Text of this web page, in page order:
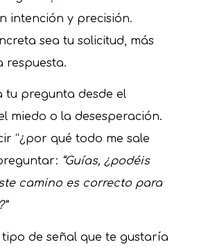
intención y precisión.
sea tu solicitud, más
respuesta.
tu pregunta desde el
miedo o la desesperación.
“¿por qué todo me sale
“Guías, ¿podéis
camino es correcto para
tipo de señal que te gustaría